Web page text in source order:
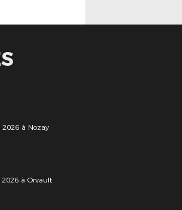
2026 à Nozay
2026 à Orvault